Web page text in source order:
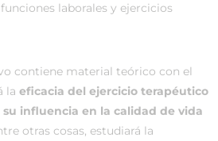
laborales y ejercicios
contiene material teórico con el
la eficacia del ejercicio terapéutico
su influencia en la calidad de vida
otras cosas, estudiará la